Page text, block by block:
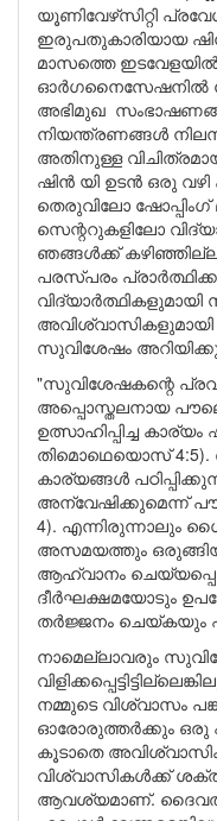
യൂണിവേഴ്‌സിറ്റി
ഇരുപതുകാരിയായ
മാസത്തെ
ഓർഗനൈസേഷനിൽ
അഭിമുഖ
നിയന്ത്രണങ്ങൾ
അതിനുള്ള
ഷിൻ യി ഉടൻ ഒരു
തെരുവിലോ
സെന്ററുകളിലോ
ഞങ്ങൾക്ക്
പരസ്പരം
സുവിശേഷം
"സുവിശേഷകന്റെ
അപ്പൊസ്തലനായ
ഉത്സാഹിപ്പിച്ച
തിമൊഥെയൊസ് 4:5).
കാര്യങ്ങൾ
അന്വേഷിക്കുമെന്ന്
4). എന്നിരുന്നാലും
അസമയത്തും
ആഹ്വാനം
ദീർഘക്ഷമയോടും
തർജ്ജനം ചെയ്കയും
നാമെല്ലാവരും
നമ്മുടെ വിശ്വാസം
ഓരോരുത്തർക്കും ഒരു
കൂടാതെ
വിശ്വാസികൾക്ക്
ആവശ്യമാണ്.